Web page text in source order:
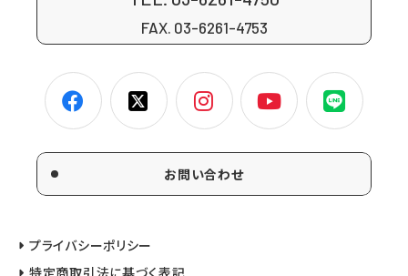
FAX. 03-6261-4753
お問い合わせ
プライバシーポリシー